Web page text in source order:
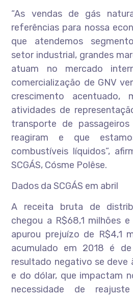
“As vendas de gás
referências para nossa
que atendemos
setor industrial, grandes
atuam no mercado
comercialização de GNV
crescimento acentuado,
atividades de
transporte de
reagiram e que
combustíveis líquidos”,
SCGÁS, Cósme Polêse.
Dados da SCGÁS em abril
A receita bruta de
chegou a R$68,1 milhões
apurou prejuízo de R$4,1
acumulado em 2018 é
resultado negativo se deve
e do dólar, que impactam
necessidade de